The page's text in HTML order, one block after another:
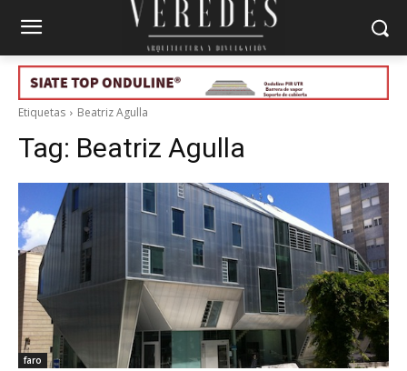
Etiquetas Beatriz Agulla
Tag: Beatriz Agulla
faro